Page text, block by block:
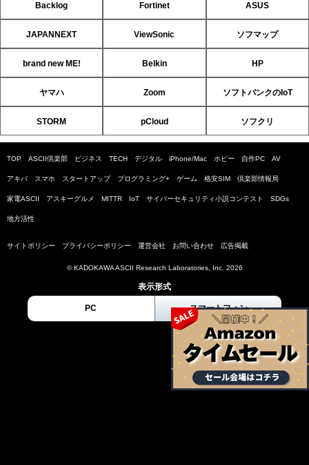
Backlog Fortinet ASUS
JAPANNEXT ViewSonic ソフマップ
brand new ME! Belkin HP
ヤマハ Zoom ソフトバンクのIoT
STORM pCloud ソフクリ
TOP ASCII倶楽部 ビジネス TECH デジタル iPhone/Mac ホビー 自作PC AV
アキバ スマホ スタートアップ プログラミング+ ゲーム 格安SIM 倶楽部情報局
家電ASCII アスキーグルメ MITTR IoT サイバーセキュリティ小説コンテスト SDGs
地方活性
サイトポリシー プライバシーポリシー 運営会社 お問い合わせ 広告掲載
© KADOKAWA ASCII Research Laboratories, Inc. 2026
表示形式
PC スマートフォン